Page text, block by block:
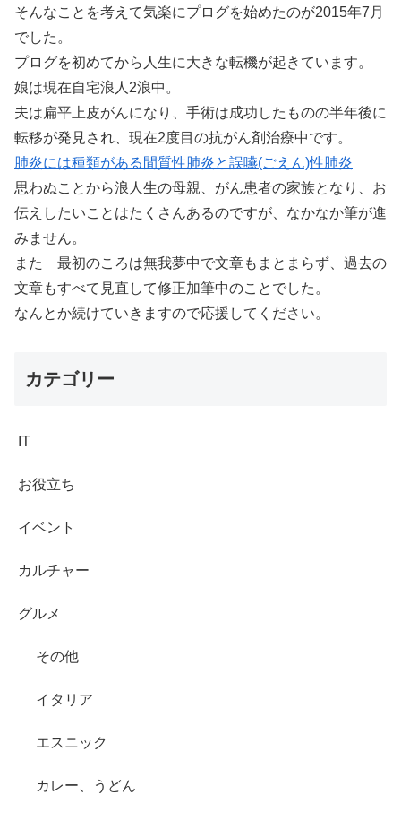
そんなことを考えて気楽にプログを始めたのが2015年7月
でした。
プログを初めてから人生に大きな転機が起きています。
娘は現在自宅浪人2浪中。
夫は扁平上皮がんになり、手術は成功したものの半年後に
転移が発見され、現在2度目の抗がん剤治療中です。
肺炎には種類がある間質性肺炎と誤嚥(ごえん)性肺炎
思わぬことから浪人生の母親、がん患者の家族となり、お
伝えしたいことはたくさんあるのですが、なかなか筆が進
みません。
また 最初のころは無我夢中で文章もまとまらず、過去の
文章もすべて見直して修正加筆中のことでした。
なんとか続けていきますので応援してください。
カテゴリー
IT
お役立ち
イベント
カルチャー
グルメ
その他
イタリア
エスニック
カレー、うどん